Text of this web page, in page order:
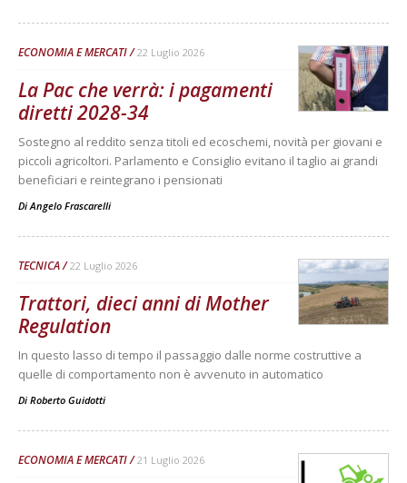
ECONOMIA E MERCATI 22 Luglio 2026
La Pac che verrà: i pagamenti
diretti 2028-34
Sostegno al reddito senza titoli ed ecoschemi, novità per giovani e
piccoli agricoltori. Parlamento e Consiglio evitano il taglio ai grandi
beneficiari e reintegrano i pensionati
Di Angelo Frascarelli
TECNICA 22 Luglio 2026
Trattori, dieci anni di Mother
Regulation
In questo lasso di tempo il passaggio dalle norme costruttive a
quelle di comportamento non è avvenuto in automatico
Di Roberto Guidotti
ECONOMIA E MERCATI 21 Luglio 2026